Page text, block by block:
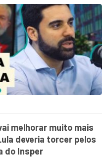
melhorar muito mais
deveria torcer pelos
do Insper